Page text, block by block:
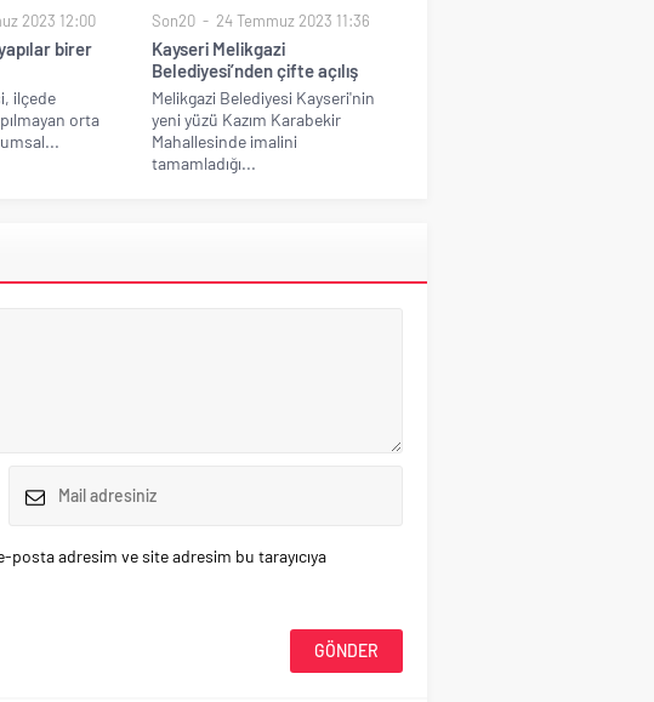
2023 12:00
birer
ilçede
orta
Son20 24 Temmuz 2023 11:36
Kayseri Melikgazi
Belediyesi’nden çifte açılış
Melikgazi Belediyesi Kayseri'nin
yeni yüzü Kazım Karabekir
Mahallesinde imalini
tamamladığı...
posta adresim ve site adresim bu tarayıcıya